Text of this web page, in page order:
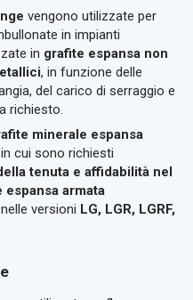
vengono utilizzate per
in impianti
in grafite espansa non
, in funzione delle
del carico di serraggio e
richiesto.
minerale espansa
cui sono richiesti
tenuta e affidabilità nel
armata
versioni LG, LGR, LGRF,